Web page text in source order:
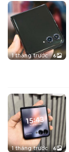
1 tháng trước 6
1 tháng trước 6